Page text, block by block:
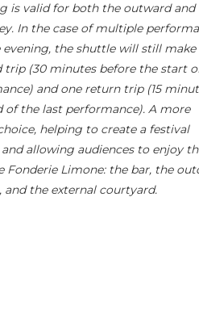
is valid for both the outward and
In the case of multiple
evening, the shuttle will still make
trip (30 minutes before the start
and one return trip (15
of the last performance). A more
helping to create a festival
allowing audiences to enjoy
Fonderie Limone: the bar, the
and the external courtyard.